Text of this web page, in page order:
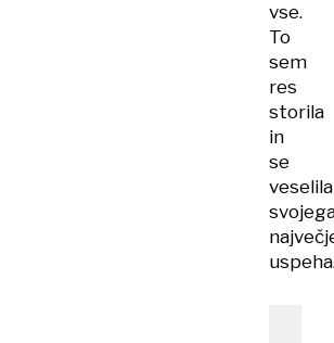
vse.
To
sem
res
storila
in
se
veselila